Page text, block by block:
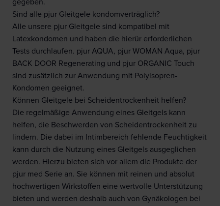
gegeben.
Sind alle pjur Gleitgele kondomverträglich?
Alle unsere pjur Gleitgele sind kompatibel mit
Latexkondomen und haben die hierür erforderlichen
Tests durchlaufen. pjur AQUA, pjur WOMAN Aqua, pjur
BACK DOOR Regenerating und pjur ORGANIC Touch
sind zusätzlich zur Anwendung mit Polyisopren-
Kondomen geeignet.
Können Gleitgele bei Scheidentrockenheit helfen?
Die regelmäßige Anwendung eines Gleitgels kann
helfen, die Beschwerden von Scheidentrockenheit zu
lindern. Die dabei im Intimbereich fehlende Feuchtigkeit
kann durch die Nutzung eines Gleitgels ausgeglichen
werden. Hierzu bieten sich vor allem die Produkte der
pjur med Serie an. Sie können mit reinen und absolut
hochwertigen Wirkstoffen eine wertvolle Unterstützung
bieten und werden deshalb auch von Gynäkologen bei